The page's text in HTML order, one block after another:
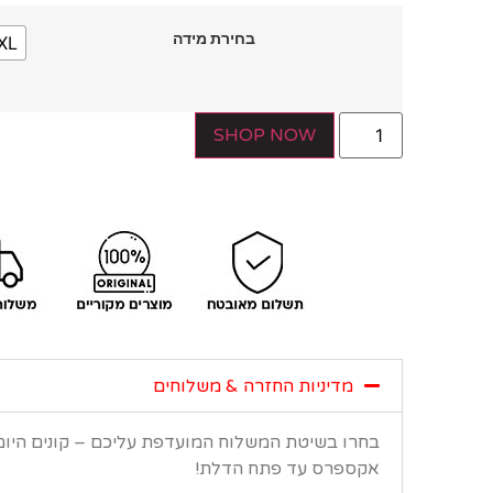
בחירת מידה
SHOP NOW
מדיניות החזרה & משלוחים
בחרו בשיטת המשלוח המועדפת עליכם – קונים
אקספרס עד פתח הדלת!